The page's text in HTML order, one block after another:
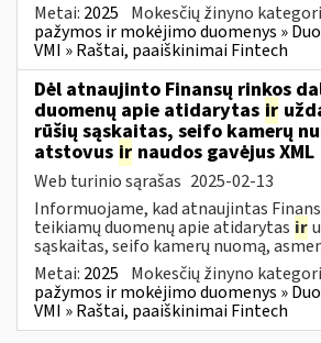
Metai: 2025 Mokesčių žinyno
pažymos ir mokėjimo duomenys »
VMI » Raštai, paaiškinimai Fintech
Dėl atnaujinto Finansų rinkos
duomenų apie atidarytas ir
rūšių sąskaitas, seifo kamerų
atstovus ir naudos gavėjus XML
Web turinio sąrašas 2025-02-13
Informuojame, kad atnaujintas
teikiamų duomenų apie atidarytas ir
sąskaitas, seifo kamerų nuomą,
Metai: 2025 Mokesčių žinyno
pažymos ir mokėjimo duomenys »
VMI » Raštai, paaiškinimai Fintech